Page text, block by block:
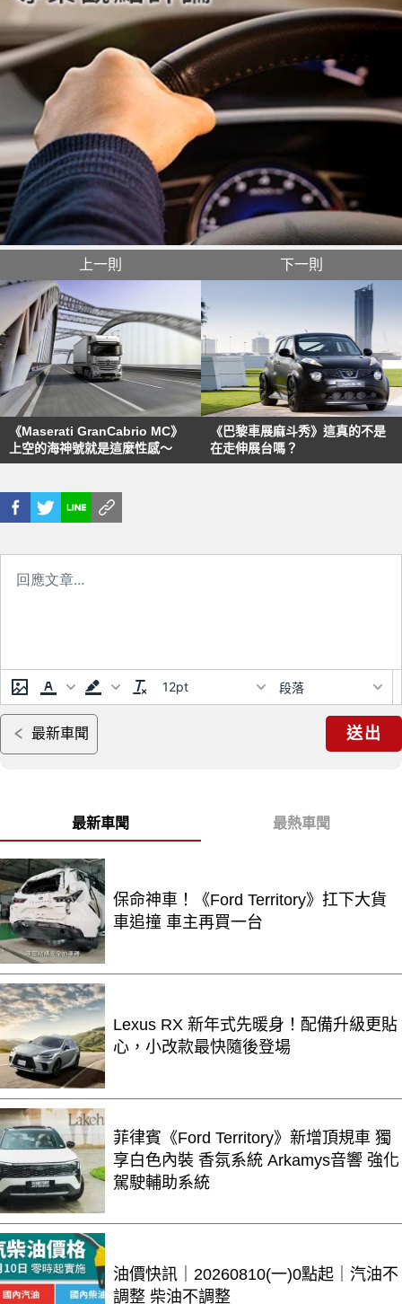
上一則
《Maserati GranCabrio MC》
上空的海神號就是這麼性感～
下一則
《巴黎車展麻斗秀》這真的不是
在走伸展台嗎？
12pt 段落
最新車聞 送出
最新車聞 最熱車聞
保命神車！《Ford Territory》扛下大貨
車追撞 車主再買一台
Lexus RX 新年式先暖身！配備升級更貼
心，小改款最快隨後登場
菲律賓《Ford Territory》新增頂規車 獨
享白色內裝 香氛系統 Arkamys音響 強化
駕駛輔助系統
油價快訊｜20260810(一)0點起｜汽油不
調整 柴油不調整